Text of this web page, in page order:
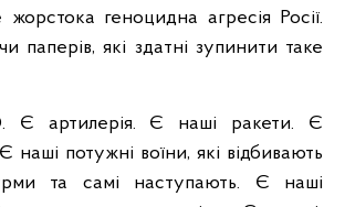
геноцидна агресія Росії.
паперів, які здатні зупинити таке
Є артилерія. Є наші ракети. Є
наші потужні воїни, які відбивають
та самі наступають. Є наші